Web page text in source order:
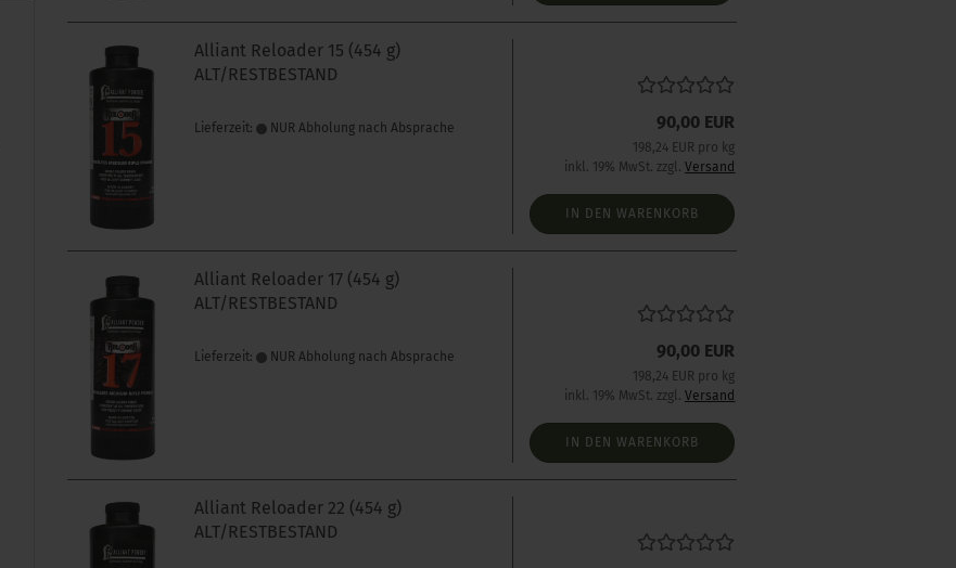
Alliant Reloader 15 (454 g)
ALT/RESTBESTAND
Lieferzeit: NUR Abholung nach Absprache 90,00 EUR
198,24 EUR pro kg
inkl. 19% MwSt. zzgl.Versand
IN DEN WARENKORB
Alliant Reloader 17 (454 g)
ALT/RESTBESTAND
Lieferzeit: NUR Abholung nach Absprache 90,00 EUR
198,24 EUR pro kg
inkl. 19% MwSt. zzgl.Versand
IN DEN WARENKORB
Alliant Reloader 22 (454 g)
ALT/RESTBESTAND